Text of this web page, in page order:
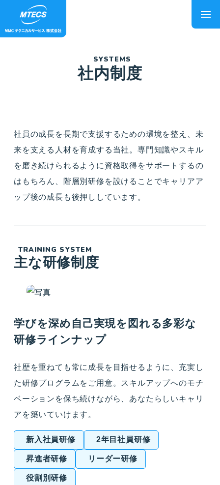
SYSTEMS
社内制度
社員の成長を長期で支援するための環境を整え、未
来を支える人材を育成する当社。専門知識やスキル
を磨き続けられるように資格取得をサポートするの
はもちろん、階層別研修を設けることでキャリアア
ップ後の成長も後押ししています。
TRAINING SYSTEM
主な研修制度
学びを深め自己実現を図れる多彩な
研修ラインナップ
社歴を重ねても常に成長を目指せるように、充実し
た研修プログラムをご用意。スキルアップへのモチ
ベーションを保ち続けながら、あなたらしいキャリ
アを築いていけます。
新入社員研修 2年目社員研修
昇進者研修 リーダー研修
役割別研修